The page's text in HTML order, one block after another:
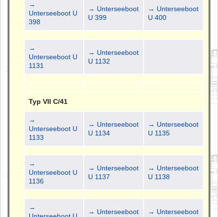
→
Unterseeboot U
398
→ Unterseeboot
U 399
→ Unterseeboot
U 400
→
Unterseeboot U
1131
→ Unterseeboot
U 1132
Typ VII C/41
→
Unterseeboot U
1133
→ Unterseeboot
U 1134
→ Unterseeboot
U 1135
→
Unterseeboot U
1136
→ Unterseeboot
U 1137
→ Unterseeboot
U 1138
→
→ Unterseeboot
→ Unterseeboot